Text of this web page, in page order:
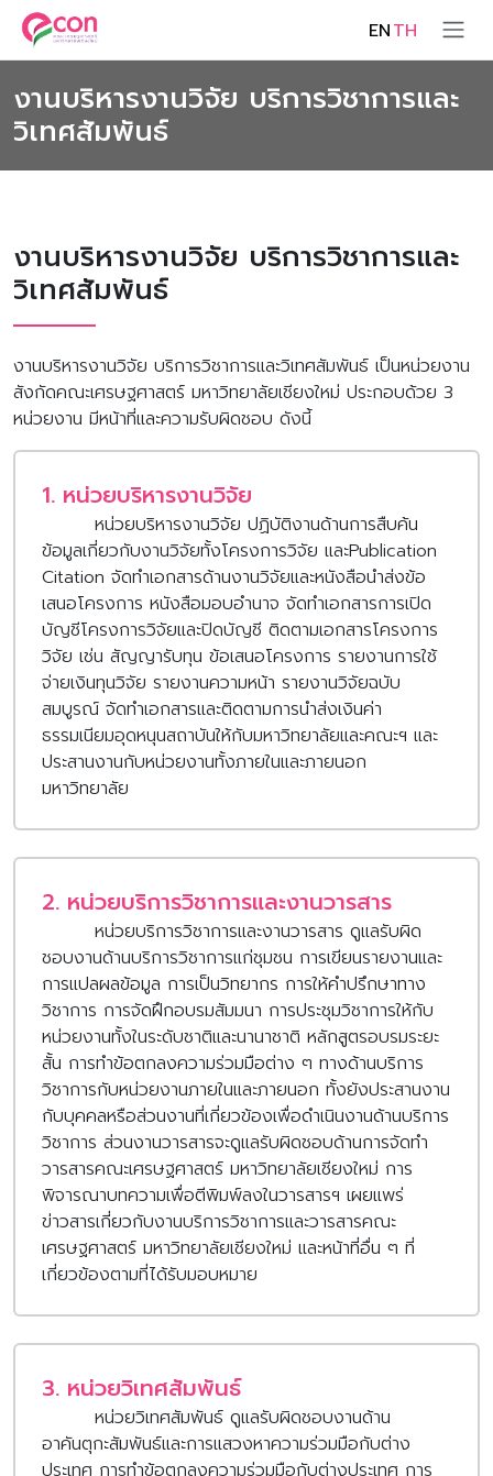
ENTH
งานบริหารงานวิจัย บริการวิชาการและ
วิเทศสัมพันธ์
งานบริหารงานวิจัย บริการวิชาการและ
วิเทศสัมพันธ์
งานบริหารงานวิจัย บริการวิชาการและวิเทศสัมพันธ์ เป็นหน่วยงาน
สังกัดคณะเศรษฐศาสตร์ มหาวิทยาลัยเชียงใหม่ ประกอบด้วย 3
หน่วยงาน มีหน้าที่และความรับผิดชอบ ดังนี้
1. หน่วยบริหารงานวิจัย
หน่วยบริหารงานวิจัย ปฏิบัติงานด้านการสืบค้น
ข้อมูลเกี่ยวกับงานวิจัยทั้งโครงการวิจัย และPublication
Citation จัดทำเอกสารด้านงานวิจัยและหนังสือนำส่งข้อ
เสนอโครงการ หนังสือมอบอำนาจ จัดทำเอกสารการเปิด
บัญชีโครงการวิจัยและปิดบัญชี ติดตามเอกสารโครงการ
วิจัย เช่น สัญญารับทุน ข้อเสนอโครงการ รายงานการใช้
จ่ายเงินทุนวิจัย รายงานความหน้า รายงานวิจัยฉบับ
สมบูรณ์ จัดทำเอกสารและติดตามการนำส่งเงินค่า
ธรรมเนียมอุดหนุนสถาบันให้กับมหาวิทยาลัยและคณะฯ และ
ประสานงานกับหน่วยงานทั้งภายในและภายนอก
มหาวิทยาลัย
2. หน่วยบริการวิชาการและงานวารสาร
หน่วยบริการวิชาการและงานวารสาร ดูแลรับผิด
ชอบงานด้านบริการวิชาการแก่ชุมชน การเขียนรายงานและ
การแปลผลข้อมูล การเป็นวิทยากร การให้คำปรึกษาทาง
วิชาการ การจัดฝึกอบรมสัมมนา การประชุมวิชาการให้กับ
หน่วยงานทั้งในระดับชาติและนานาชาติ หลักสูตรอบรมระยะ
สั้น การทำข้อตกลงความร่วมมือต่าง ๆ ทางด้านบริการ
วิชาการกับหน่วยงานภายในและภายนอก ทั้งยังประสานงาน
กับบุคคลหรือส่วนงานที่เกี่ยวข้องเพื่อดำเนินงานด้านบริการ
วิชาการ ส่วนงานวารสารจะดูแลรับผิดชอบด้านการจัดทำ
วารสารคณะเศรษฐศาสตร์ มหาวิทยาลัยเชียงใหม่ การ
พิจารณาบทความเพื่อตีพิมพ์ลงในวารสารฯ เผยแพร่
ข่าวสารเกี่ยวกับงานบริการวิชาการและวารสารคณะ
เศรษฐศาสตร์ มหาวิทยาลัยเชียงใหม่ และหน้าที่อื่น ๆ ที่
เกี่ยวข้องตามที่ได้รับมอบหมาย
3. หน่วยวิเทศสัมพันธ์
หน่วยวิเทศสัมพันธ์ ดูแลรับผิดชอบงานด้าน
อาคันตุกะสัมพันธ์และการแสวงหาความร่วมมือกับต่าง
ประเทศ การทำข้อตกลงความร่วมมือกับต่างประเทศ การ